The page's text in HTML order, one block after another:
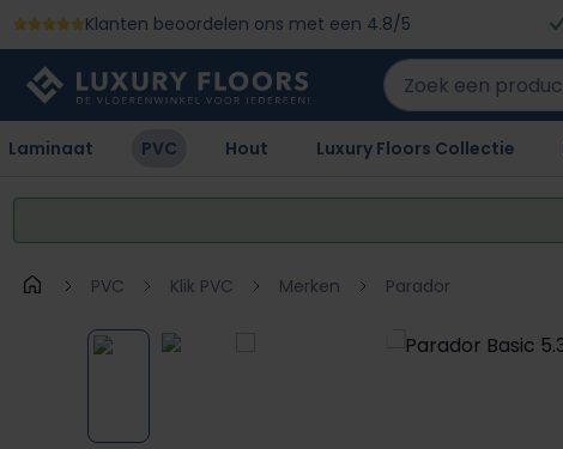
naar de hoofdinhoud
Ga naar de zoekopdracht
Ga naar de hoofdnavigatie
Klanten beoordelen ons met een 4.8/5
Laminaat PVC Hout Luxury Floors Collectie
PVC Klik PVC Merken Parador
Afbeeldingengalerij overslaan